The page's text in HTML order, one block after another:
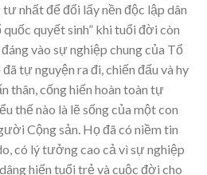
nhất để đổi lấy nền độc lập dân
quyết sinh” khi tuổi đời còn
vào sự nghiệp chung của Tổ
tự nguyện ra đi, chiến đấu và hy
thân, cống hiến hoàn toàn tự
thế nào là lẽ sống của một con
Cộng sản. Họ đã có niềm tin
có lý tưởng cao cả vì sự nghiệp
hiến tuổi trẻ và cuộc đời cho